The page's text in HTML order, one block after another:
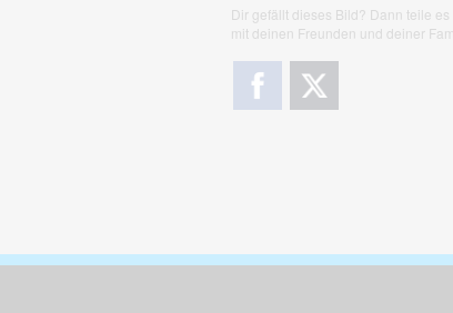
Dir gefällt dieses Bild? Dann teile es
mit deinen Freunden und deiner